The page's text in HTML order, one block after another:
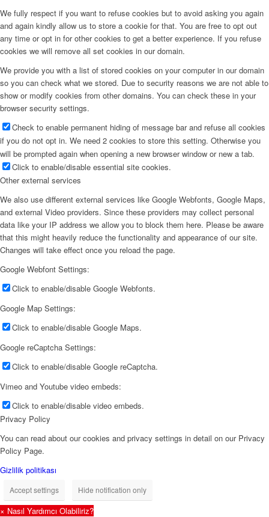
We fully respect if you want to refuse cookies but to avoid asking you again
and again kindly allow us to store a cookie for that. You are free to opt out
any time or opt in for other cookies to get a better experience. If you refuse
cookies we will remove all set cookies in our domain.
We provide you with a list of stored cookies on your computer in our domain
so you can check what we stored. Due to security reasons we are not able to
show or modify cookies from other domains. You can check these in your
browser security settings.
Check to enable permanent hiding of message bar and refuse all cookies
if you do not opt in. We need 2 cookies to store this setting. Otherwise you
will be prompted again when opening a new browser window or new a tab.
Click to enable/disable essential site cookies.
Other external services
We also use different external services like Google Webfonts, Google Maps,
and external Video providers. Since these providers may collect personal
data like your IP address we allow you to block them here. Please be aware
that this might heavily reduce the functionality and appearance of our site.
Changes will take effect once you reload the page.
Google Webfont Settings:
Click to enable/disable Google Webfonts.
Google Map Settings:
Click to enable/disable Google Maps.
Google reCaptcha Settings:
Click to enable/disable Google reCaptcha.
Vimeo and Youtube video embeds:
Click to enable/disable video embeds.
Privacy Policy
You can read about our cookies and privacy settings in detail on our Privacy
Policy Page.
Gizlilik politikası
Accept settings Hide notification only
× Nasıl Yardımcı Olabiliriz?